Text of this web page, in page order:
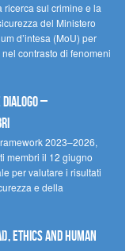
ricerca sul crimine e la
del Ministero
d’intesa (MoU) per
contrasto di fenomeni
dialogo –
2023–2026,
membri il 12 giugno
per valutare i risultati
e della
Ethics and Human